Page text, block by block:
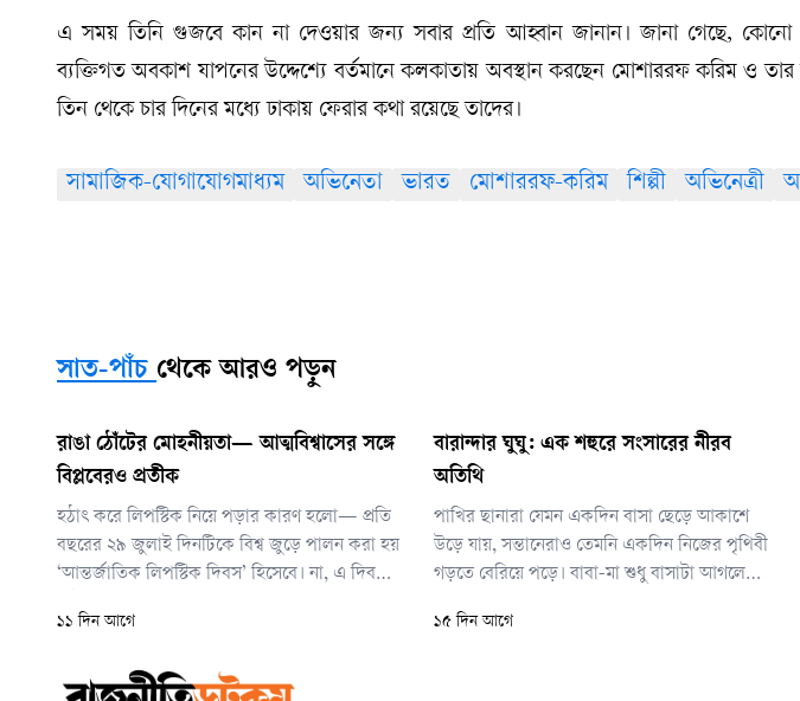
এ সময় তিনি গুজবে কান না দেওয়ার জন্য সবার প্রতি আহ্বান জানান। জানা গেছে,
ব্যক্তিগত অবকাশ যাপনের উদ্দেশ্যে বর্তমানে কলকাতায় অবস্থান করছেন মোশাররফ করিম ও তার
তিন থেকে চার দিনের মধ্যে ঢাকায় ফেরার কথা রয়েছে তাদের।
সামাজিক-যোগাযোগমাধ্যম অভিনেতা ভারত মোশাররফ-করিম শিল্পী অভিনেত্রী
সাত-পাঁচ থেকে আরও পড়ুন
রাঙা ঠোঁটের মোহনীয়তা— আত্মবিশ্বাসের সঙ্গে
বিপ্লবেরও প্রতীক
হঠাৎ করে লিপস্টিক নিয়ে পড়ার কারণ হলো— প্রতি
বছরের ২৯ জুলাই দিনটিকে বিশ্ব জুড়ে পালন করা হয়
‘আন্তর্জাতিক লিপস্টিক দিবস’ হিসেবে। না, এ দিবসে
সৌন্দর্যপ্রেমী, মেকআপ শিল্পী আর কসমেটিকস
১১ দিন আগে
বারান্দার ঘুঘু: এক শহুরে সংসারের নীরব
অতিথি
পাখির ছানারা যেমন একদিন বাসা ছেড়ে আকাশে
উড়ে যায়, সন্তানেরাও তেমনি একদিন নিজের পৃথিবী
গড়তে বেরিয়ে পড়ে। বাবা-মা শুধু বাসাটা আগলে
খালি হয়ে যায়। থেকে যায় কয়েকটি শুকনো খড়কুটো,
১৫ দিন আগে